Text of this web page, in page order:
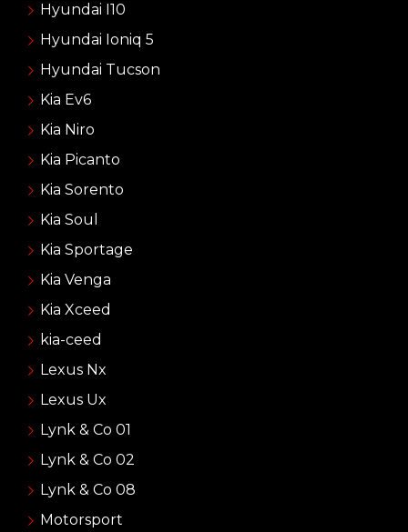
Hyundai I10
Hyundai Ioniq 5
Hyundai Tucson
Kia Ev6
Kia Niro
Kia Picanto
Kia Sorento
Kia Soul
Kia Sportage
Kia Venga
Kia Xceed
kia-ceed
Lexus Nx
Lexus Ux
Lynk & Co 01
Lynk & Co 02
Lynk & Co 08
Motorsport